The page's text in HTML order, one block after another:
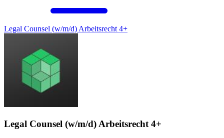
Legal Counsel (w/m/d) Arbeitsrecht 4+
Legal Counsel (w/m/d) Arbeitsrecht 4+